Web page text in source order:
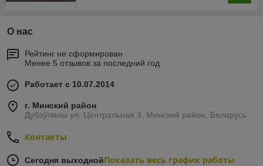
О нас
Рейтинг не сформирован
Менее 5 отзывов за последний год
Работает с 10.07.2014
г. Минский район
Дубаўляны ул. Центральная 3, Минский район, Беларусь
Контакты
Сегодня выходнойПоказать весь график работы